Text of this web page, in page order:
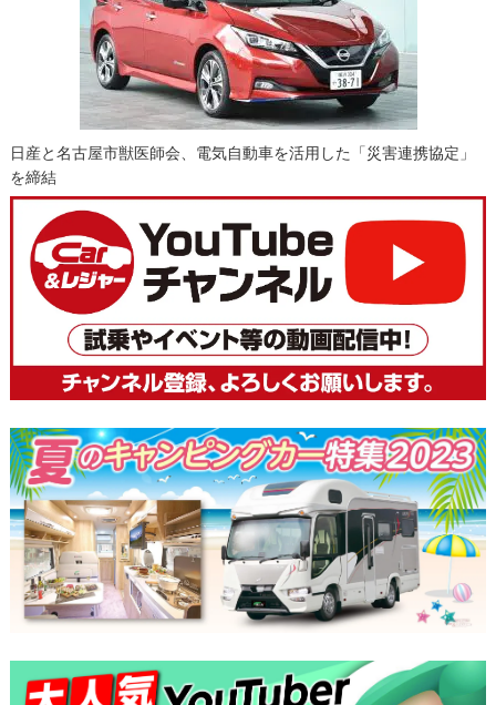
日産と名古屋市獣医師会、電気自動車を活用した「災害連携協定」
を締結